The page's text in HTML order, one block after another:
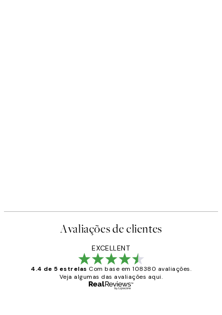
Avaliações de clientes
EXCELLENT
4.4 de 5 estrelas Com base em 108380 avaliações.
Veja algumas das avaliações aqui.